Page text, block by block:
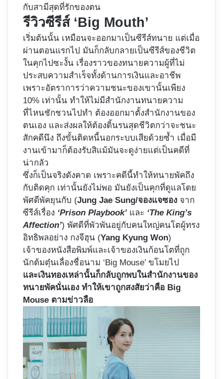
กับสามีสุดที่รักของตน
รีวิวซีรีส์ ‘Big Mouth’
เริ่มต้นนั้น เหมือนจะออกมาเป็นซีรีส์ทนาย แต่เมื่อ
ผ่านตอนแรกไป มันก็กลับกลายเป็นซีรีส์ของชีวิต
ในคุกไปซะงั้น เรื่องราวของทนายความผู้ที่ไม่
ประสบความสำเร็จทั้งด้านการเงินและอาชีพ
เพราะอัตราการว่าความชนะของเขานั้นเพียง
10% เท่านั้น ทำให้ไม่มีสำนักงานทนายความ
ที่ไหนชักชวนไปทำ ต้องออกมาตั้งสำนักงานของ
ตนเอง และส่งผลให้ต้องดิ้นรนสุดชีวิตกว่าจะชนะ
สักคดีนึง ถึงขั้นติดหนี้นอกระบบเสียด้วยซ้ำ เมื่อมี
งานเข้ามาก็ต้องรับสิแม้มันจะดูง่ายแต่เป็นคดีที่
น่ากลัว
ซึ่งก็เป็นจริงดังคาด เพราะคดีนี้ทำให้ทนายพัคถึง
กับติดคุก เท่านั้นยังไม่พอ มันยังเป็นคุกที่ดูแลโดย
พัศดีพัคยุนกับ (Jung Jae Sung/จองแจซอง จาก
ซีรีส์เรื่อง ‘Prison Playbook’ และ ‘The King’s
Affection’) พัศดีที่พัวพันอยู่กับคนใหญ่คนโตผู้ทรง
อิทธิพลอย่าง กงจีฮุน (Yang Kyung Won)
เจ้าของหนังสือพิมพ์และเจ้าของเงินก้อนโตที่ถูก
นักต้มตุ๋นเลื่องชื่อนาม ‘Big Mouse’ ขโมยไป
และเงินทองเหล่านั้นก็กลับถูกพบในสำนักงานของ
ทนายพัคนั่นเอง ทำให้เขาถูกสงสัยว่าคือ Big
Mouse ตามข่าวลือ